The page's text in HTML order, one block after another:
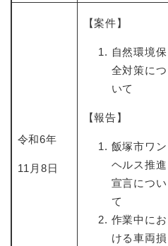
令和6年
11月8日
【案件】
自然環境保
全対策につ
いて
【報告】
飯塚市ワン
ヘルス推進
宣言につい
て
作業中にお
ける車両損